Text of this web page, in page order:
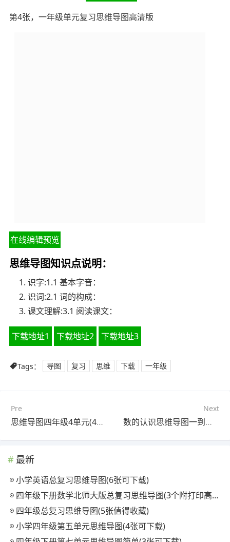
第4张，一年级单元复习思维导图高清版
在线编辑预览
思维导图知识点说明：
1. 识字:1.1 基本字音：
2. 识词:2.1 词的构成：
3. 课文理解:3.1 阅读课文：
下载地址1 下载地址2 下载地址3
Tags： 导图 复习 思维 下载 一年级
Pre
思维导图四年级4单元(4张值得收藏)
Next
数的认识思维导图一到六年级(3张可打印)
最新
小学英语总复习思维导图(6张可下载)
四年级下册数学北师大版总复习思维导图(3个附打印高清版)
四年级总复习思维导图(5张值得收藏)
小学四年级第五单元思维导图(4张可下载)